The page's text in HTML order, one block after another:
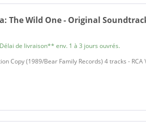
The Wild One - Original
de livraison** env. 1 à 3 jours ouvrés.
Copy (1989/Bear Family Records) 4 tracks -